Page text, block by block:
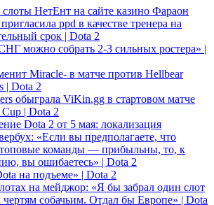
НетЕнт на сайте казино Фараон
ppd в качестве тренера на
срок | Dota 2
можно собрать 2-3 сильных ростера» |
Miracle- в матче против Hellbear
| Dota 2
обыграла ViKin.gg в стартовом матче
| Dota 2
Dota 2 от 5 мая: локализация
«Если вы предполагаете, что
команды — прибыльны, то, к
вы ошибаетесь» | Dota 2
на подъеме» | Dota 2
на мейджор: «Я бы забрал один слот
собачьим. Отдал бы Европе» | Dota